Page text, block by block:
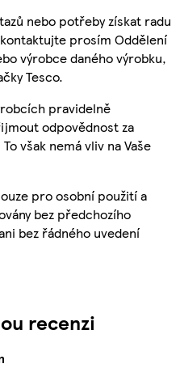
nebo potřeby získat radu
prosím Oddělení
výrobce daného výrobku,
Tesco.
pravidelně
odpovědnost za
však nemá vliv na Vaše
pro osobní použití a
bez předchozího
bez řádného uvedení
recenzi